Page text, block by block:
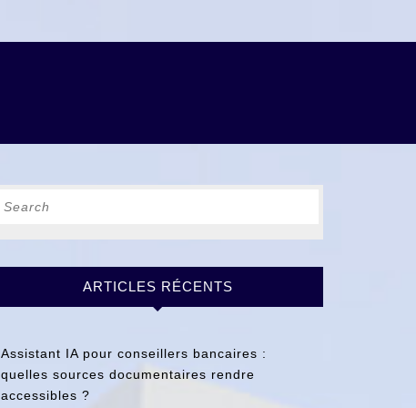
ARTICLES RÉCENTS
Assistant IA pour conseillers bancaires :
quelles sources documentaires rendre
accessibles ?